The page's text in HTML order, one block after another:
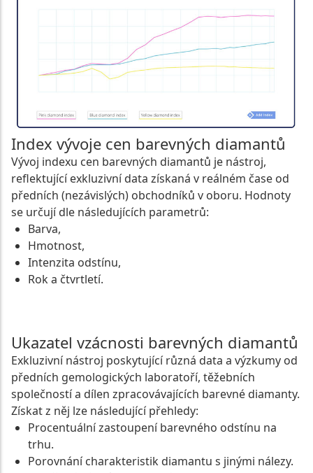
Index vývoje cen barevných diamantů
Vývoj indexu cen barevných diamantů je nástroj,
reflektující exkluzivní data získaná v reálném čase od
předních (nezávislých) obchodníků v oboru. Hodnoty
se určují dle následujících parametrů:
Barva,
Hmotnost,
Intenzita odstínu,
Rok a čtvrtletí.
Ukazatel vzácnosti barevných diamantů
Exkluzivní nástroj poskytující různá data a výzkumy od
předních gemologických laboratoří, těžebních
společností a dílen zpracovávajících barevné diamanty.
Získat z něj lze následující přehledy:
Procentuální zastoupení barevného odstínu na
trhu.
Porovnání charakteristik diamantu s jinými nálezy.